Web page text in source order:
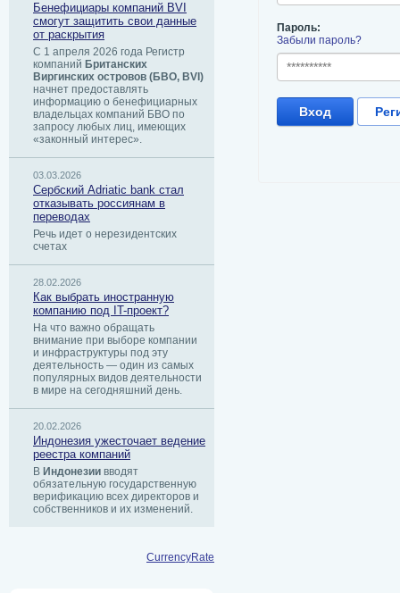
Пароль:
Забыли пароль?
Вход
Бенефициары компаний BVI
смогут защитить свои данные
от раскрытия
С 1 апреля 2026 года Регистр
компаний Британских
Виргинских островов (БВО, BVI)
начнет предоставлять
информацию о бенефициарных
владельцах компаний БВО по
запросу любых лиц, имеющих
«законный интерес».
03.03.2026
Сербский ​Adriatic bank стал
отказывать россиянам в
переводах
Речь идет о нерезидентских
счетах
28.02.2026
Как выбрать иностранную
компанию под IT-проект?
На что важно обращать
внимание при выборе компании
и инфраструктуры под эту
деятельность — один из самых
популярных видов деятельности
в мире на сегодняшний день.
20.02.2026
Индонезия ужесточает ведение
реестра компаний
В Индонезии вводят
обязательную государственную
верификацию всех директоров и
собственников и их изменений.
CurrencyRate